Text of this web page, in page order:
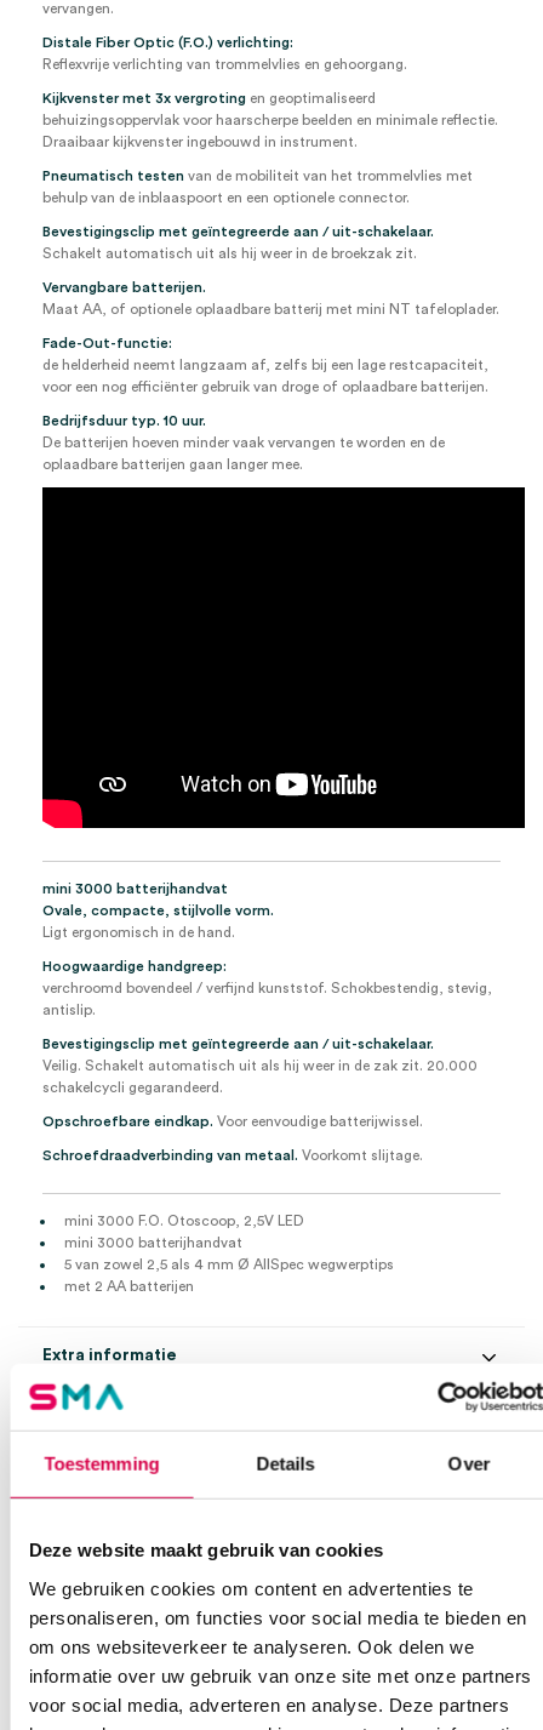
Toestemming Details Over
Deze website maakt gebruik van cookies
We gebruiken cookies om content en advertenties te
personaliseren, om functies voor social media te bieden en
om ons websiteverkeer te analyseren. Ook delen we
informatie over uw gebruik van onze site met onze partners
voor social media, adverteren en analyse. Deze partners
vervangen.
Distale Fiber Optic (F.O.) verlichting:
Reflexvrije verlichting van trommelvlies en gehoorgang.
Kijkvenster met 3x vergroting en geoptimaliseerd
behuizingsoppervlak voor haarscherpe beelden en minimale reflectie.
Draaibaar kijkvenster ingebouwd in instrument.
Pneumatisch testen van de mobiliteit van het trommelvlies met
behulp van de inblaaspoort en een optionele connector.
Bevestigingsclip met geïntegreerde aan / uit-schakelaar.
Schakelt automatisch uit als hij weer in de broekzak zit.
Vervangbare batterijen.
Maat AA, of optionele oplaadbare batterij met mini NT tafeloplader.
Fade-Out-functie:
de helderheid neemt langzaam af, zelfs bij een lage restcapaciteit,
voor een nog efficiënter gebruik van droge of oplaadbare batterijen.
Bedrijfsduur typ. 10 uur.
De batterijen hoeven minder vaak vervangen te worden en de
oplaadbare batterijen gaan langer mee.
mini 3000 batterijhandvat
Ovale, compacte, stijlvolle vorm.
Ligt ergonomisch in de hand.
Hoogwaardige handgreep:
verchroomd bovendeel / verfijnd kunststof. Schokbestendig, stevig,
antislip.
Bevestigingsclip met geïntegreerde aan / uit-schakelaar.
Veilig. Schakelt automatisch uit als hij weer in de zak zit. 20.000
schakelcycli gegarandeerd.
Opschroefbare eindkap. Voor eenvoudige batterijwissel.
Schroefdraadverbinding van metaal. Voorkomt slijtage.
mini 3000 F.O. Otoscoop, 2,5V LED
mini 3000 batterijhandvat
5 van zowel 2,5 als 4 mm Ø AllSpec wegwerptips
met 2 AA batterijen
Extra informatie
Aantal 1 set
Beoordelingen
Wees de eerste om “Heine mini 3000 F.O. Otoscoop, 2,5V LED,
mini 3000 batterijhandvat, incl. batterijen (set)” te beoordelen
Je moet ingelogd zijn om een beoordeling te plaatsen.
Op voorraad? Vandaag besteld, vandaag verzonden
Vaste klanten, vaste korting
Geen klein order toeslag vanaf €75 bestelwaarde
We scoren een gemiddelde van 7.1! (11 beoordelingen)